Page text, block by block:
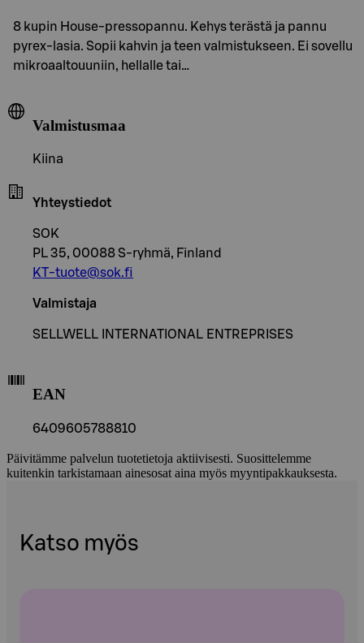
8 kupin House-pressopannu. Kehys terästä ja pannu
pyrex-lasia. Sopii kahvin ja teen valmistukseen. Ei sovellu
mikroaaltouuniin, hellalle tai…
Valmistusmaa
Kiina
Yhteystiedot
SOK
PL 35, 00088 S-ryhmä, Finland
KT-tuote@sok.fi
Valmistaja
SELLWELL INTERNATIONAL ENTREPRISES
EAN
6409605788810
Päivitämme palvelun tuotetietoja aktiivisesti. Suosittelemme
kuitenkin tarkistamaan ainesosat aina myös myyntipakkauksesta.
Katso myös